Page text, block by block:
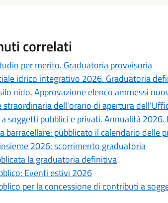
correlati
per merito. Graduatoria provvisoria
idrico integrativo 2026. Graduatoria
nido. Approvazione elenco ammessi
straordinaria dell'orario di apertura
soggetti pubblici e privati. Annualità
barracellare: pubblicato il calendario delle
2026: scorrimento graduatoria
la graduatoria definitiva
Eventi estivi 2026
per la concessione di contributi a